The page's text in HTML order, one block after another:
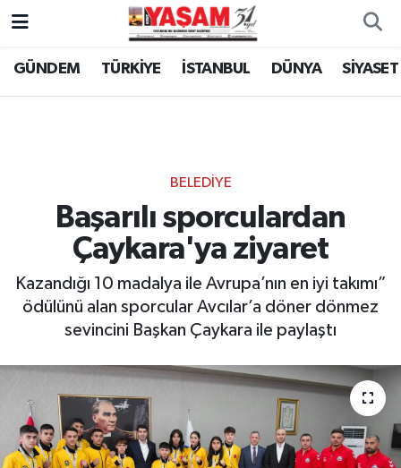
GÜNDEM TÜRKİYE İSTANBUL DÜNYA SİYASET
BELEDİYE
Başarılı sporculardan
Çaykara'ya ziyaret
Kazandığı 10 madalya ile Avrupa’nın en iyi takımı”
ödülünü alan sporcular Avcılar’a döner dönmez
sevincini Başkan Çaykara ile paylaştı